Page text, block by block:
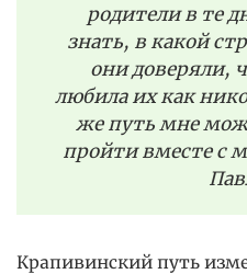
родители в те
знать, в какой
они доверяли,
любила их как
же путь мне
пройти вместе с
Крапивинский путь